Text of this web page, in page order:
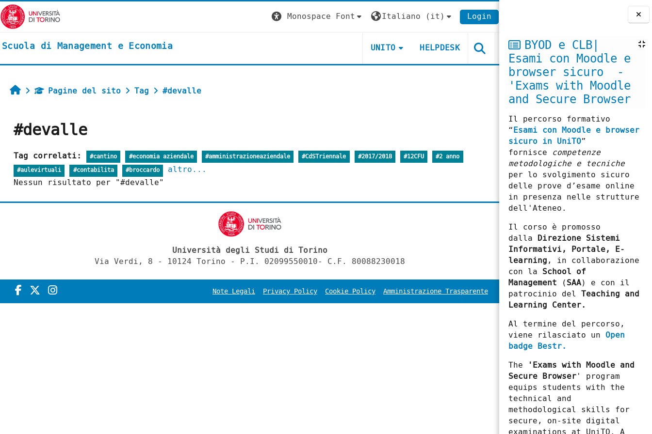
Vai al contenuto principale
Blocchi
BYOD e CLB|
Esami con Moodle e
browser sicuro -
'Exams with Moodle
and Secure Browser
Il percorso formativo
“Esami con Moodle e browser
sicuro in UniTO”
fornisce competenze
metodologiche e tecniche
per lo svolgimento sicuro
delle prove d’esame online
in presenza nelle strutture
dell'Ateneo.
Il corso è promosso
dalla Direzione Sistemi
Informativi, Portale, E-
learning, in collaborazione
con la School of
Management (SAA) e con il
patrocinio delTeaching and
Learning Center.
Al termine del percorso,
viene rilasciato un Open
badge Bestr.
The
'Exams with Moodle and
Secure Browser' program
equips students with the
technical and
methodological skills for
secure, on-site digital
Monospace Font Italiano ‎(it)‎ Login
Scuola di Management e Economia UNITO HELPDESK
HomePagine del sito Tag #devalle
#devalle
Tag correlati: #cantino #economia aziendale #amministrazioneaziendale #CdSTriennale #2017/2018 #12CFU
#2 anno
#aulevirtuali
#contabilita #broccardo
altro...
Nessun risultato per "#devalle"
Università degli Studi di Torino
Via Verdi, 8 - 10124 Torino - P.I. 02099550010- C.F. 80088230018
Note Legali Privacy Policy Cookie Policy Amministrazione Trasparente